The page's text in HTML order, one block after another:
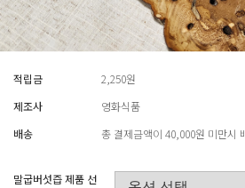
적립금
2,250원
제조사
영화식품
배송
총 결제금액이 40,000원 미만시
말굽버섯즙 제품 선